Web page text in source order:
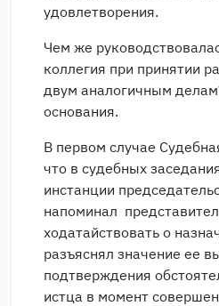
удовлетворения.
Чем же
коллегия при принятии
двум аналогичным
основания.
В первом случае
что в судебных
инстанции
напоминал
ходатайствовать о
разъяснял значение ее
подтверждения
истца в момент